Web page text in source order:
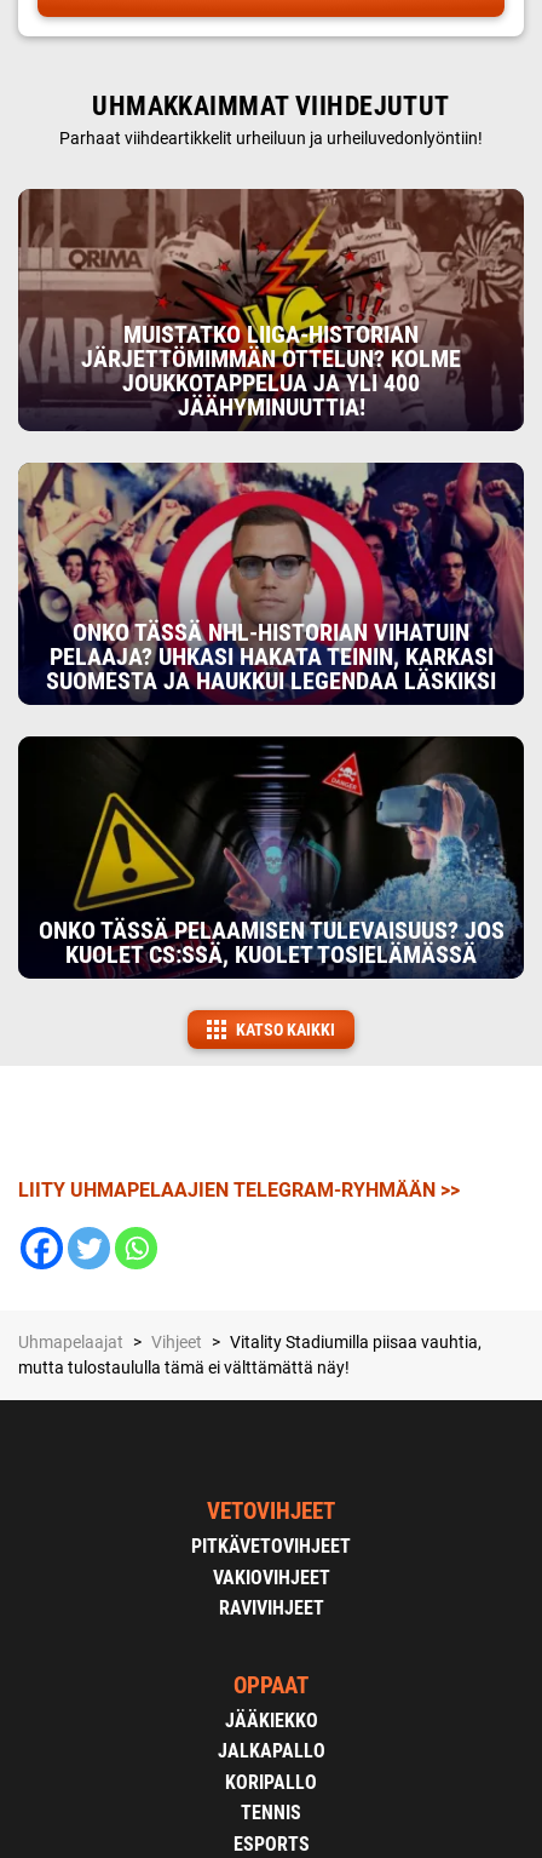
UHMAKKAIMMAT VIIHDEJUTUT
Parhaat viihdeartikkelit urheiluun ja urheiluvedonlyöntiin!
MUISTATKO LIIGA-HISTORIAN
JÄRJETTÖMIMMÄN OTTELUN? KOLME
JOUKKOTAPPELUA JA YLI 400
JÄÄHYMINUUTTIA!
ONKO TÄSSÄ NHL-HISTORIAN VIHATUIN
PELAAJA? UHKASI HAKATA TEININ, KARKASI
SUOMESTA JA HAUKKUI LEGENDAA LÄSKIKSI
ONKO TÄSSÄ PELAAMISEN TULEVAISUUS? JOS
KUOLET CS:SSÄ, KUOLET TOSIELÄMÄSSÄ
KATSO KAIKKI
LIITY UHMAPELAAJIEN TELEGRAM-RYHMÄÄN >>
Uhmapelaajat > Vihjeet > Vitality Stadiumilla piisaa vauhtia,
mutta tulostaululla tämä ei välttämättä näy!
VETOVIHJEET
PITKÄVETOVIHJEET
VAKIOVIHJEET
RAVIVIHJEET
OPPAAT
JÄÄKIEKKO
JALKAPALLO
KORIPALLO
TENNIS
ESPORTS